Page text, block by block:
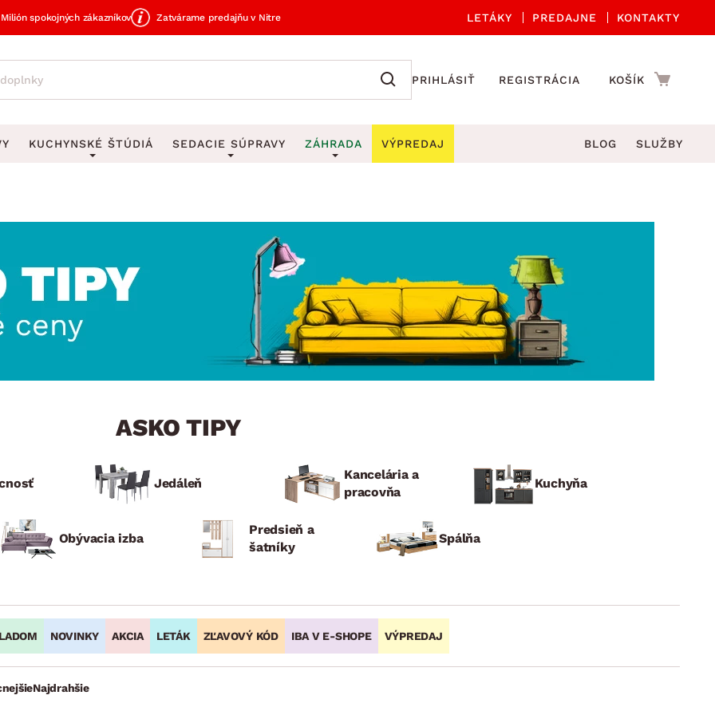
Milión spokojných zákazníkov Zatvárame predajňu v Nitre LETÁKY PREDAJNE KONTAKTY
PRIHLÁSIŤ REGISTRÁCIA KOŠÍK
Obrazy
Hodiny
Vázy
Zobrazit vše
Vešiaky na kľúče
Stojany na dáždniky
Stojany na noviny
Stojany na oblečenie
Zobrazit vše
Kuchynské príslušenstvo
Kúpeľňové doplnky
Záhradné doplnky
Zobrazit vše
ZÁHRADNÉ DOPLNKY VIANOCE
KUCHYNSKÉ ŠTÚDIÁ SEDACIE SÚPRAVY
Rohové sedacie súpravy
Sedacie súpravy 3-2-1
Sedacie súpravy na mieru
ZÁHRADA
Záhradné stoličky a kreslá
Záhradné stoly
Záhradné hojdačky
Záhradné lehátka
VÝPREDAJ BLOG SLUŽBY
ASKO TIPY
Jedáleň
Kancelária a
pracovňa
Kuchyňa
Obývacia izba
Predsieň a
šatníky
Spálňa
NOVINKY AKCIA LETÁK ZĽAVOVÝ KÓD IBA V E-SHOPE VÝPREDAJ
Najdrahšie